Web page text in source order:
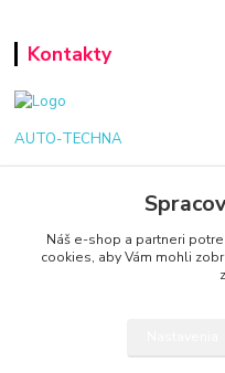
Kontakty
AUTO-TECHNA
+421 940 949 000
info@kamenik.sk
Náš e-shop a partneri
cookies, aby Vám mohli